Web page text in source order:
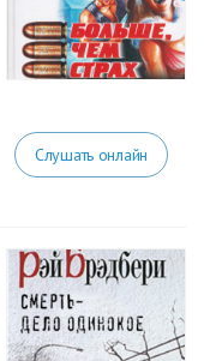
Слушать онлайн